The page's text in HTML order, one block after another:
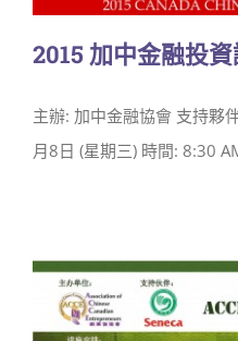
2015 加中金融投
主辦: 加中金融協會 支持夥
月8日 (星期三) 時間: 8:30